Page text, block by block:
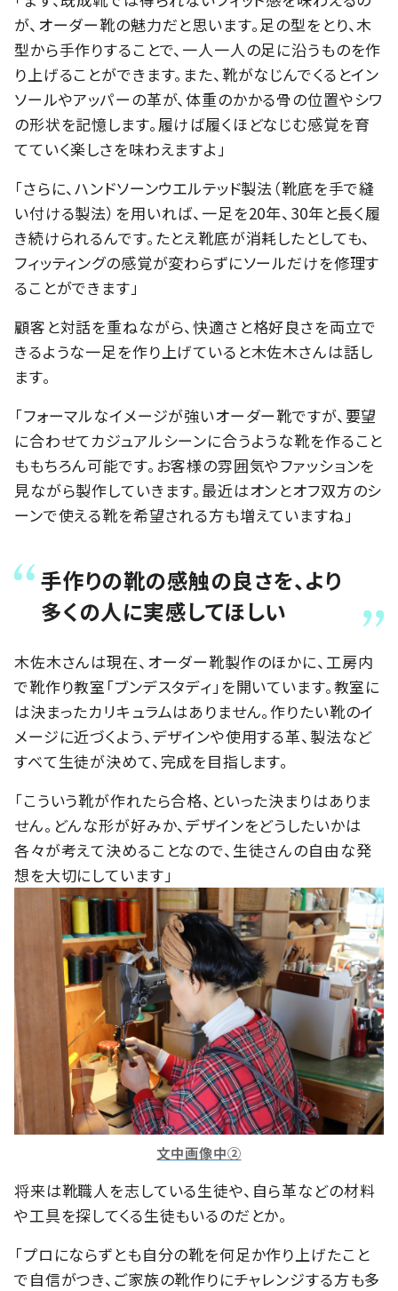
が、オーダー靴の魅力だと思います。足の型をとり、木
型から手作りすることで、一人一人の足に沿うものを作
り上げることができます。また、靴がなじんでくるとイン
ソールやアッパーの革が、体重のかかる骨の位置やシワ
の形状を記憶します。履けば履くほどなじむ感覚を育
てていく楽しさを味わえますよ」
「さらに、ハンドソーンウエルテッド製法（靴底を手で縫
い付ける製法）を用いれば、一足を20年、30年と長く履
き続けられるんです。たとえ靴底が消耗したとしても、
フィッティングの感覚が変わらずにソールだけを修理す
ることができます」
顧客と対話を重ねながら、快適さと格好良さを両立で
きるような一足を作り上げていると木佐木さんは話し
ます。
「フォーマルなイメージが強いオーダー靴ですが、要望
に合わせてカジュアルシーンに合うような靴を作ること
ももちろん可能です。お客様の雰囲気やファッションを
見ながら製作していきます。最近はオンとオフ双方のシ
ーンで使える靴を希望される方も増えていますね」
手作りの靴の感触の良さを、より
多くの人に実感してほしい
木佐木さんは現在、オーダー靴製作のほかに、工房内
で靴作り教室「ブンデスタディ」を開いています。教室に
は決まったカリキュラムはありません。作りたい靴のイ
メージに近づくよう、デザインや使用する革、製法など
すべて生徒が決めて、完成を目指します。
「こういう靴が作れたら合格、といった決まりはありま
せん。どんな形が好みか、デザインをどうしたいかは
各々が考えて決めることなので、生徒さんの自由な発
想を大切にしています」
文中画像中②
将来は靴職人を志している生徒や、自ら革などの材料
や工具を探してくる生徒もいるのだとか。
「プロにならずとも自分の靴を何足か作り上げたこと
で自信がつき、ご家族の靴作りにチャレンジする方も多